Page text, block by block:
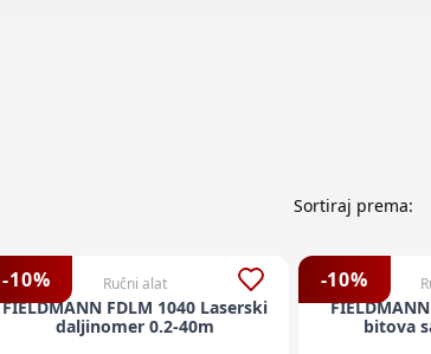
Sortiraj prema:
-10% Ručni alat
FIELDMANN FDLM 1040 Laserski
daljinomer 0.2-40m
-10%
bitova